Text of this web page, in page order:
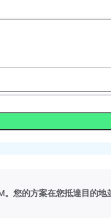
您的方案在您抵達目的地